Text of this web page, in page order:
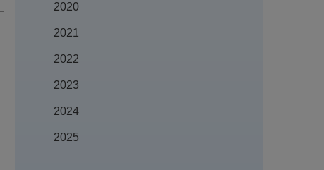
2020
2021
2022
2023
2024
2025